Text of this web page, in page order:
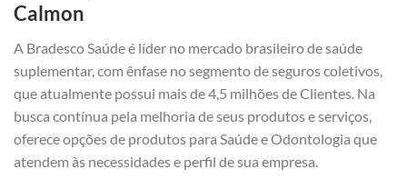
Calmon
A Bradesco Saúde é líder no mercado brasileiro de saúde
suplementar, com ênfase no segmento de seguros coletivos,
que atualmente possui mais de 4,5 milhões de Clientes. Na
busca contínua pela melhoria de seus produtos e serviços,
oferece opções de produtos para Saúde e Odontologia que
atendem às necessidades e perfil de sua empresa.